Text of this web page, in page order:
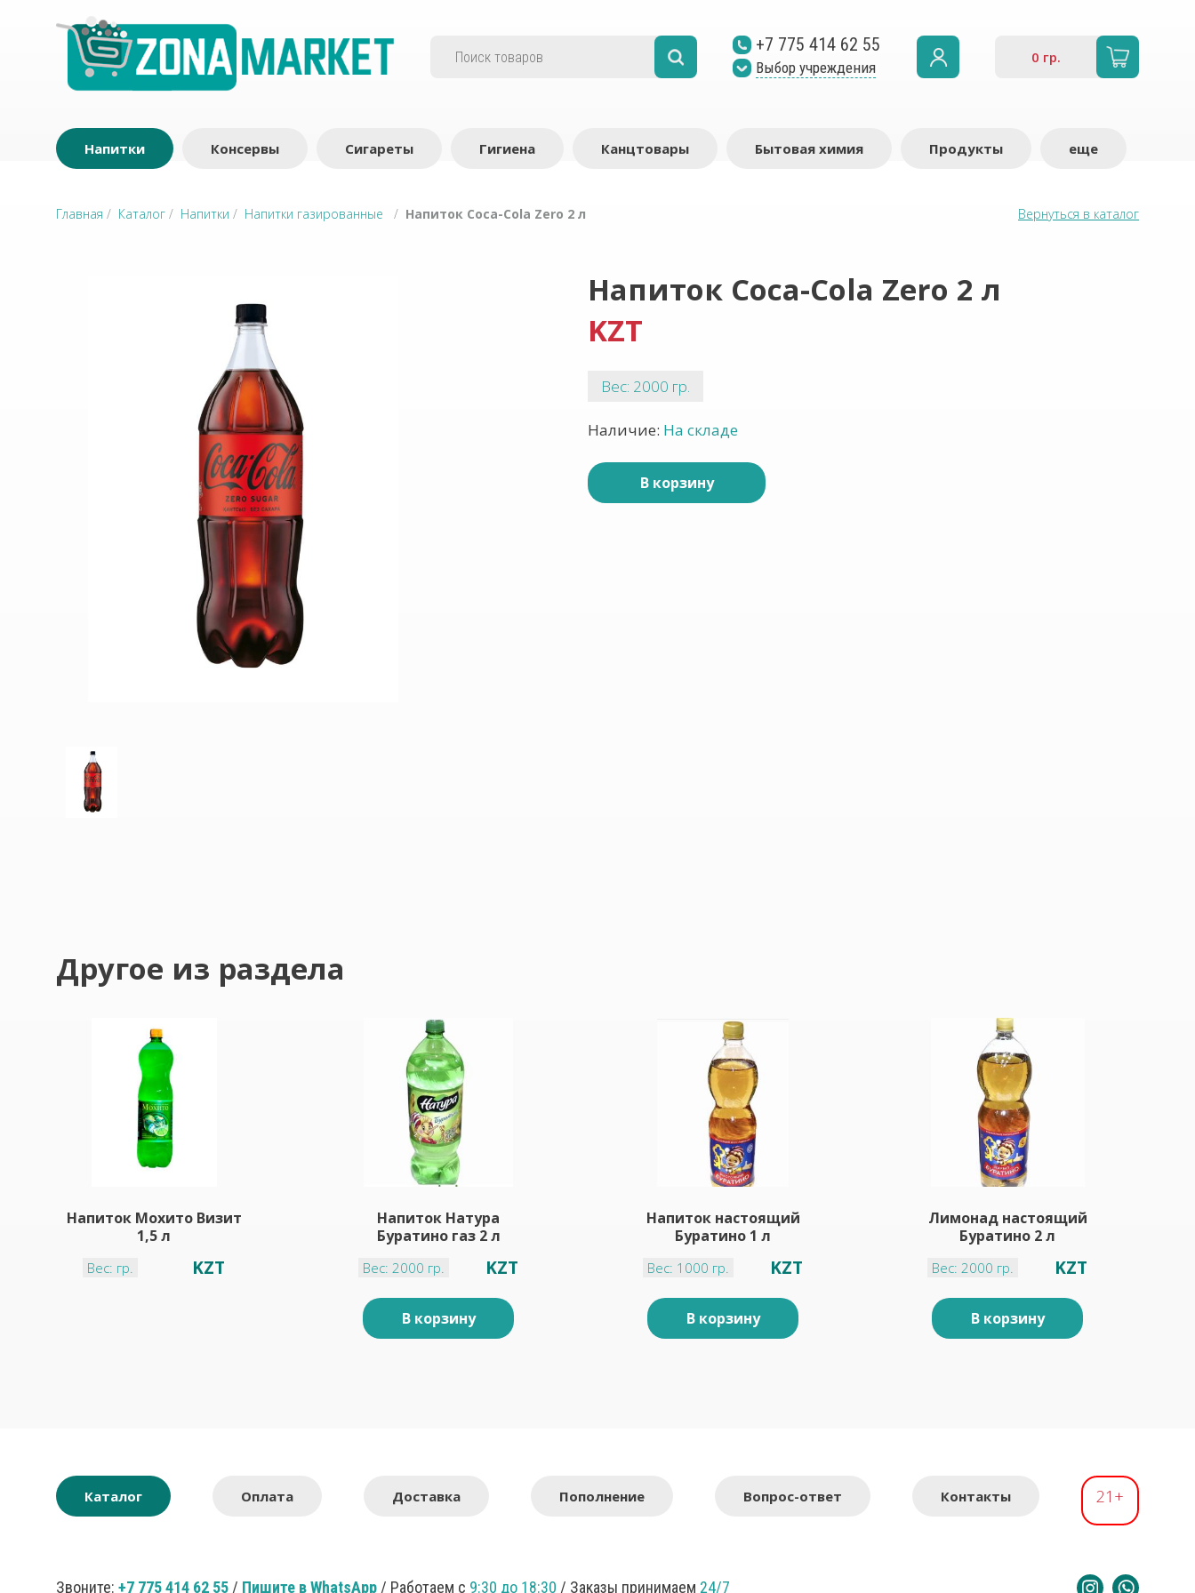
+7 775 414 62 55
Выбор учреждения
0 гр.
Напитки Консервы Сигареты Гигиена Канцтовары Бытовая химия Продукты еще
Главная / Каталог / Напитки / Напитки газированные / Напиток Coca-Cola Zero 2 л Вернуться в каталог
Напиток Coca-Cola Zero 2 л
KZT
Вес: 2000 гр.
Наличие: На складе
В корзину
Другое из раздела
Напиток Мохито Визит
1,5 л
Вес: гр. KZT
Напиток Натура
Буратино газ 2 л
Вес: 2000 гр. KZT
В корзину
Напиток настоящий
Буратино 1 л
Вес: 1000 гр. KZT
В корзину
Лимонад настоящий
Буратино 2 л
Вес: 2000 гр. KZT
В корзину
Каталог Оплата Доставка Пополнение Вопрос-ответ Контакты 21+
Звоните: +7 775 414 62 55 / Пишите в WhatsApp / Работаем с 9:30 до 18:30 / Заказы принимаем 24/7